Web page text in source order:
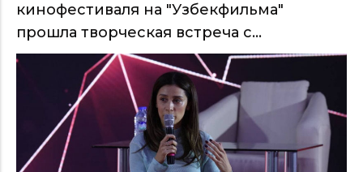
кинофестиваля на "Узбекфильма"
прошла творческая встреча с...